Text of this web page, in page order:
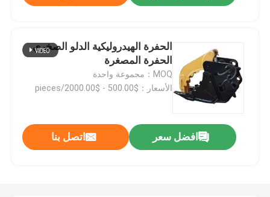
المنتجات
الحفرة الهيدروليكية الدلو الصخري
الحفرة المصغرة
MOQ：مجموعة واحدة
الأسعار：$500.00 - $2000.00/pieces
افضل سعر اتصل بنا
الماس NBLF قطع الغيار دلو دبوس قفل دبوس لPC 200 PC 300 PC 400 دبوس أسنان للحفر دلو